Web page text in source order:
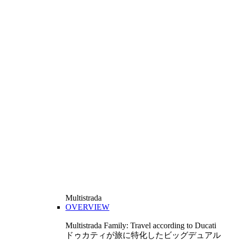
Multistrada
OVERVIEW
Multistrada Family: Travel according to Ducati
ドゥカティが旅に特化したビッグデュアル